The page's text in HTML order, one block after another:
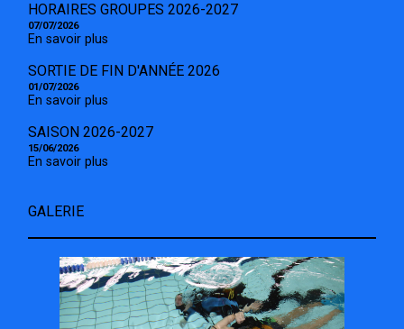
HORAIRES GROUPES 2026-2027
07/07/2026
En savoir plus
SORTIE DE FIN D'ANNÉE 2026
01/07/2026
En savoir plus
SAISON 2026-2027
15/06/2026
En savoir plus
GALERIE